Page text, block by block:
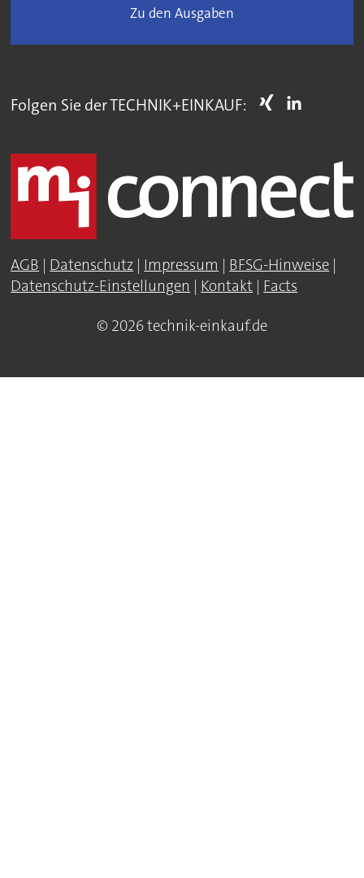
Zu den Ausgaben
Folgen Sie der TECHNIK+EINKAUF:
AGB | Datenschutz | Impressum | BFSG-Hinweise |
Datenschutz-Einstellungen | Kontakt | Facts
© 2026 technik-einkauf.de